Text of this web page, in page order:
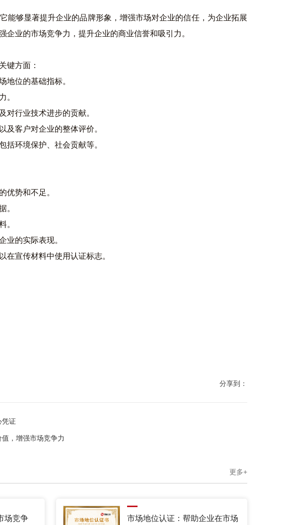
能够显著提升企业的品牌形象，增强市场对企业的信任，为企业拓展
业的市场竞争力，提升企业的商业信誉和吸引力。
键方面 ：
地位的基础指标。
。
对行业技术进步的贡献。
及客户对企业的整体评价。
括环境保护、社会贡献等。
优势和不足。
。
。
业的实际表现。
在宣传材料中使用认证标志。
分享到：
凭证
，增强市场竞争力
更多+
场竞争
市场地位认证：帮助企业在市场